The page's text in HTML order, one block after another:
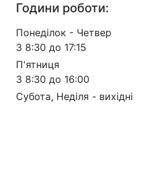
Години роботи:
Понеділок - Четвер
З 8:30 до 17:15
П'ятниця
З 8:30 до 16:00
Субота, Неділя - вихідні